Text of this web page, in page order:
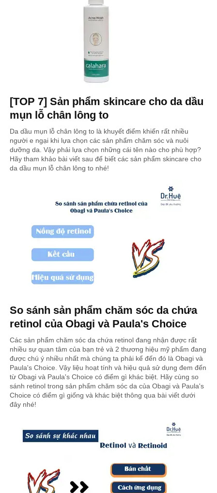
[TOP 7] Sản phẩm skincare cho da dầu
mụn lỗ chân lông to
Da dầu mụn lỗ chân lông to là khuyết điểm khiến rất nhiều
người e ngại khi lựa chọn các sản phẩm chăm sóc và nuôi
dưỡng da. Vậy phải lựa chọn những cái tên nào cho phù hợp?
Hãy tham khảo bài viết sau để biết các sản phẩm skincare cho
da dầu mụn lỗ chân lông to nhé!
So sánh sản phẩm chăm sóc da chứa
retinol của Obagi và Paula's Choice
Các sản phẩm chăm sóc da chứa retinol đang nhận được rất
nhiều sự quan tâm của bạn trẻ và 2 thương hiệu mỹ phẩm đang
được chú ý nhiều nhất mà chúng ta phải kể đến đó là Obagi và
Paula's Choice. Vậy liệu hoạt tính và hiệu quả sử dụng đem đến
từ Obagi và Paula's Choice có điểm gì khác biệt. Hãy cùng so
sánh retinol trong sản phẩm chăm sóc da của Obagi và Paula's
Choice có điểm gì giống và khác biệt thông qua bài viết dưới
đây nhé!